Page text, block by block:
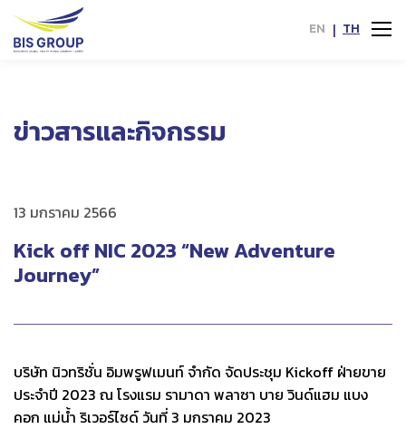
EN | TH
ข่าวสารและกิจกรรม
13 มกราคม 2566
Kick off NIC 2023 “New Adventure
Journey”
บริษัท นิวทริชั่น อิมพรูฟเมนท์ จำกัด จัดประชุม Kickoff ฝ่ายขาย
ประจำปี 2023 ณ โรงแรม รามาดา พลาซา บาย วินด์แฮม แบง
คอก แม่น้ำ ริเวอร์ไซด์ วันที่ 3 มกราคม 2023